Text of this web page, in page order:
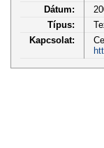
Dátum:
Típus:
Kapcsolat: